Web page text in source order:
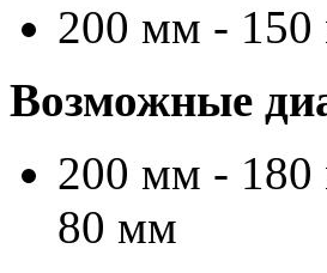
200 мм -
Возможные
200 мм -
80 мм